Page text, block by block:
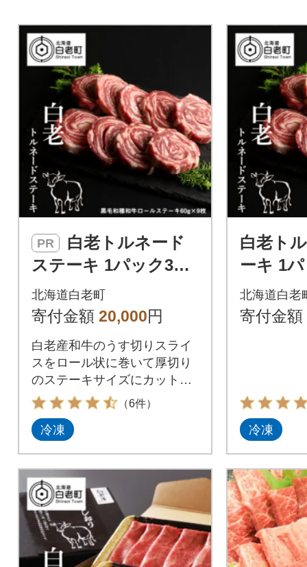
PR
ステーキ 1パック3枚
(合計180g)×3パック
北海道白老町
寄付金額 20,000円
白老産和牛のうす切りスライ
スをロール状に巻いて厚切り
のステーキサイズにカットし
ました。
（6件）
冷凍
白老ト
ーキ 1
180g)×3
北海道白老
寄付金額
冷凍